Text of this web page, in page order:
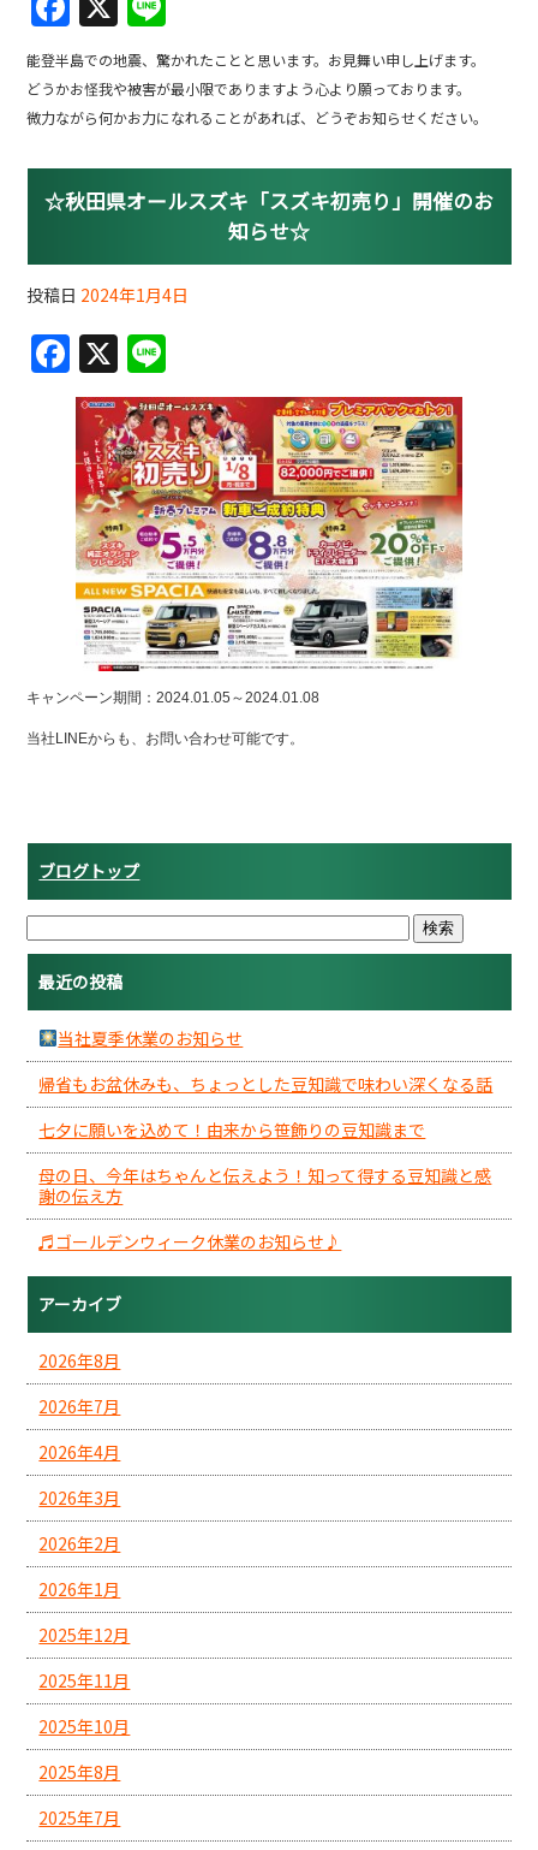
a
c
e
b
o
k
n
e
能登半島での地震、驚かれたことと思います。お見舞い申し上げます。
どうかお怪我や被害が最小限でありますよう心より願っております。
微力ながら何かお力になれることがあれば、どうぞお知らせください。
☆秋田県オールスズキ「スズキ初売り」開催のお
知らせ☆
投稿日 2024年1月4日
F
a
c
e
b
o
o
k
X
n
e
キャンペーン期間：2024.01.05～2024.01.08
当社LINEからも、お問い合わせ可能です。
ブログトップ
最近の投稿
当社夏季休業のお知らせ
帰省もお盆休みも、ちょっとした豆知識で味わい深くなる話
七夕に願いを込めて！由来から笹飾りの豆知識まで
母の日、今年はちゃんと伝えよう！知って得する豆知識と感
謝の伝え方
♬ゴールデンウィーク休業のお知らせ♪
アーカイブ
2026年8月
2026年7月
2026年4月
2026年3月
2026年2月
2026年1月
2025年12月
2025年11月
2025年10月
2025年8月
2025年7月